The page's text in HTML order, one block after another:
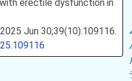
erectile dysfunction in
Jun 30;39(10):109116.